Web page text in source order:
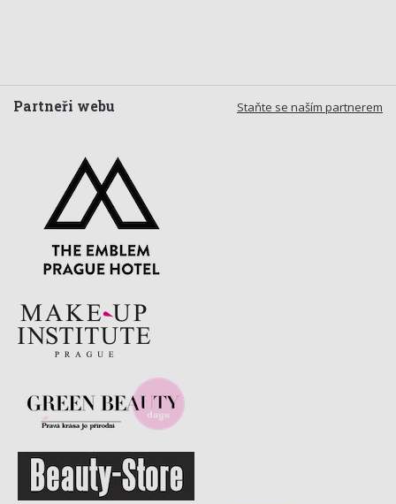
Staňte se naším partnerem
Partneři webu